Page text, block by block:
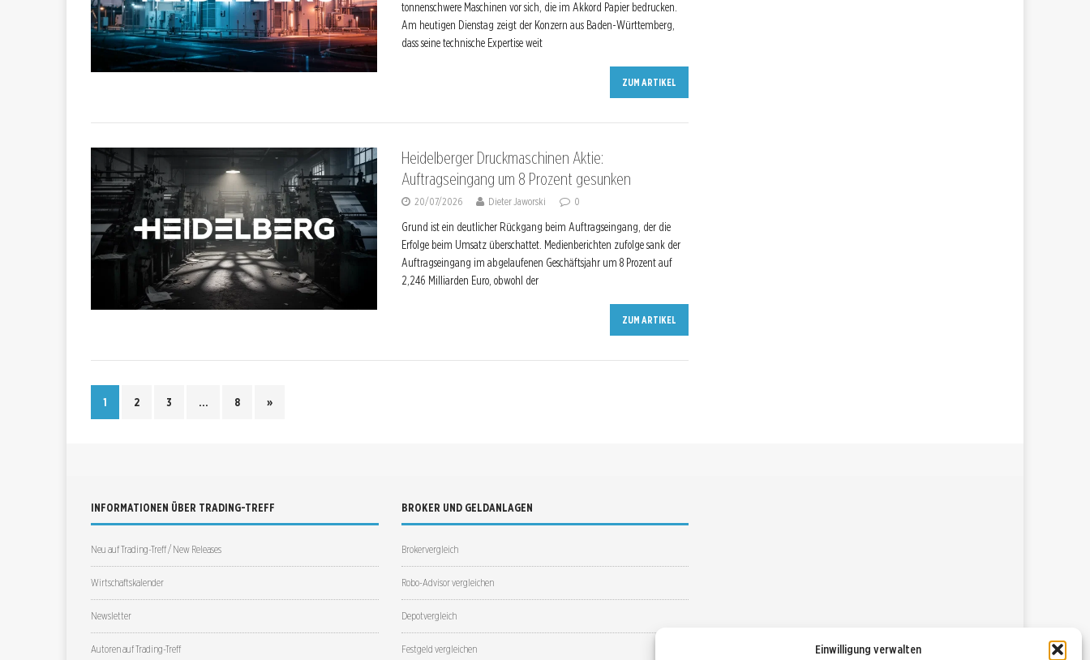
Einwilligung verwalten
tonnenschwere Maschinen vor sich, die im Akkord Papier bedrucken.
Am heutigen Dienstag zeigt der Konzern aus Baden-Württemberg,
dass seine technische Expertise weit
ZUM ARTIKEL
Heidelberger Druckmaschinen Aktie:
Auftragseingang um 8 Prozent gesunken
20/07/2026 Dieter Jaworski 0
Grund ist ein deutlicher Rückgang beim Auftragseingang, der die
Erfolge beim Umsatz überschattet. Medienberichten zufolge sank der
Auftragseingang im abgelaufenen Geschäftsjahr um 8 Prozent auf
2,246 Milliarden Euro, obwohl der
ZUM ARTIKEL
1 2 3 … 8 »
INFORMATIONEN ÜBER TRADING-TREFF
Neu auf Trading-Treff / New Releases
Wirtschaftskalender
Newsletter
Autoren auf Trading-Treff
BROKER UND GELDANLAGEN
Brokervergleich
Robo-Advisor vergleichen
Depotvergleich
Festgeld vergleichen